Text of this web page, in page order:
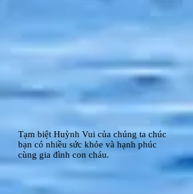
Tạm biệt Huỳnh Vui của chúng ta chúc
bạn có nhiều sức khỏe và hạnh phúc
cùng gia đình con cháu.